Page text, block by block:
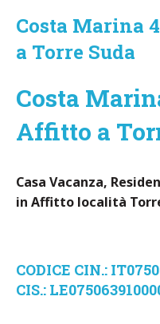
Costa Marina
a Torre Suda
Costa
Affitto a
Casa Vacanza,
in Affitto località
CODICE CIN.:
CIS.: